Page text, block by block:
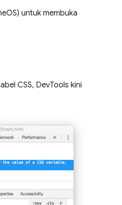
untuk membuka
CSS, DevTools kini